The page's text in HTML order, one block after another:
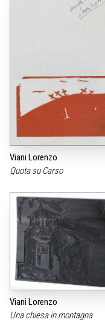
Viani Lorenzo
Quota su Carso
Viani Lorenzo
Una chiesa in montagna